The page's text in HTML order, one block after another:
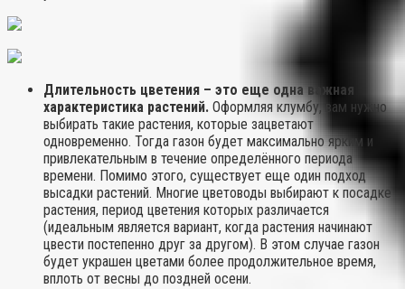
Длительность цветения – это еще одна важная
характеристика растений. Оформляя клумбу, вам нужно
выбирать такие растения, которые зацветают
одновременно. Тогда газон будет максимально ярким и
привлекательным в течение определённого периода
времени. Помимо этого, существует еще один подход
высадки растений. Многие цветоводы выбирают к посадке
растения, период цветения которых различается
(идеальным является вариант, когда растения начинают
цвести постепенно друг за другом). В этом случае газон
будет украшен цветами более продолжительное время,
вплоть от весны до поздней осени.